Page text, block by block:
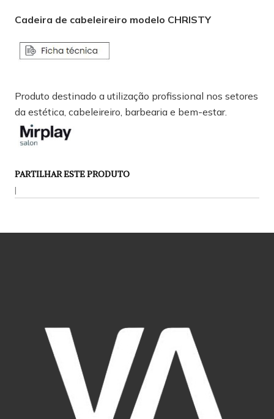
Cadeira de cabeleireiro modelo CHRISTY
Produto destinado a utilização profissional nos setores
da estética, cabeleireiro, barbearia e bem-estar.
PARTILHAR ESTE PRODUTO
|